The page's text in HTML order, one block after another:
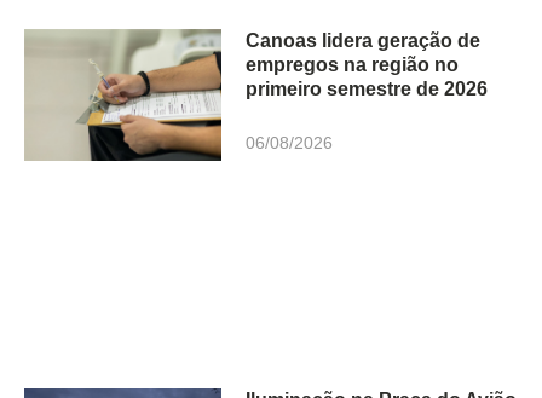
Canoas lidera geração de
empregos na região no
primeiro semestre de 2026
06/08/2026